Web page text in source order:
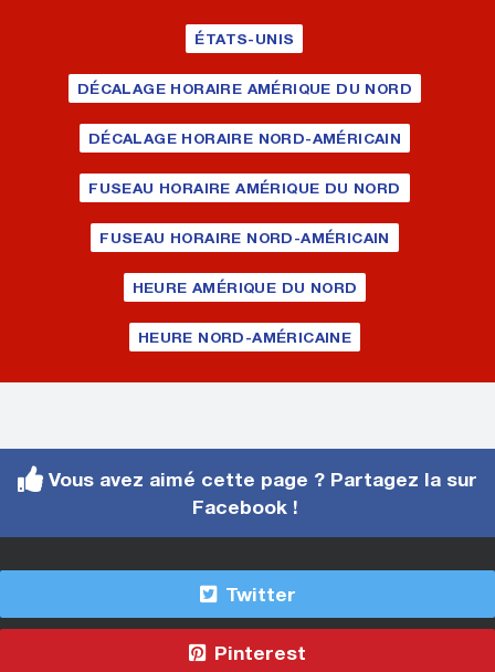
ÉTATS-UNIS
DÉCALAGE HORAIRE AMÉRIQUE DU NORD
DÉCALAGE HORAIRE NORD-AMÉRICAIN
FUSEAU HORAIRE AMÉRIQUE DU NORD
FUSEAU HORAIRE NORD-AMÉRICAIN
HEURE AMÉRIQUE DU NORD
HEURE NORD-AMÉRICAINE
Vous avez aimé cette page ? Partagez la sur
Facebook !
Twitter
Pinterest